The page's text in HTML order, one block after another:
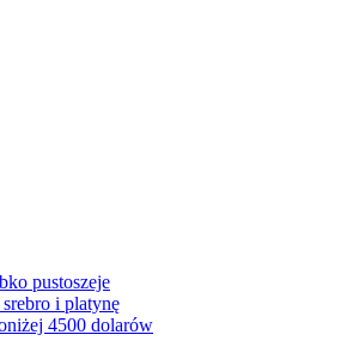
pustoszeje
i platynę
4500 dolarów